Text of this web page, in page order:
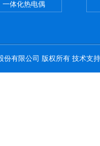
一体化热电偶
份有限公司 版权所有 技术支